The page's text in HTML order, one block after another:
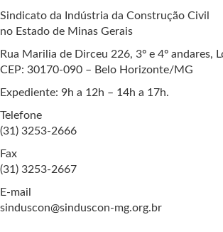
Sindicato da Indústria da Construção Civil
no Estado de Minas Gerais
Rua Marilia de Dirceu 226, 3º e 4º andares,
CEP: 30170-090 – Belo Horizonte/MG
Expediente: 9h a 12h – 14h a 17h.
Telefone
(31) 3253-2666
Fax
(31) 3253-2667
E-mail
sinduscon@sinduscon-mg.org.br